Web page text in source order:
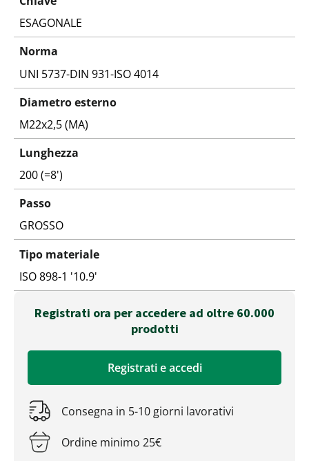
ESAGONALE
Norma
UNI 5737-DIN 931-ISO 4014
Diametro esterno
M22x2,5 (MA)
Lunghezza
200 (=8')
Passo
GROSSO
Tipo materiale
ISO 898-1 '10.9'
Registrati ora per accedere ad oltre 60.000
prodotti
Registrati e accedi
Consegna in 5-10 giorni lavorativi
Ordine minimo 25€